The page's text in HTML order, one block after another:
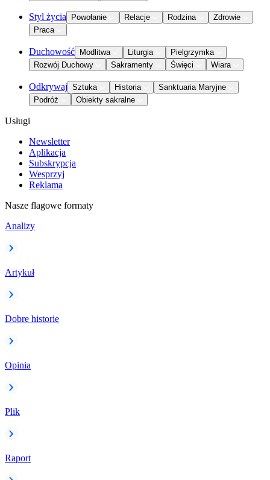
Styl życia Powołanie Relacje Rodzina
Zdrowie
Praca
Duchowość Modlitwa Liturgia
Pielgrzymka
Rozwój Duchowy
Sakramenty Święci Wiara
Odkrywaj Sztuka Historia
Sanktuaria Maryjne
Podróż
Obiekty sakralne
Usługi
Newsletter
Aplikacja
Subskrypcja
Wesprzyj
Reklama
Nasze flagowe formaty
Analizy
Artykuł
Dobre historie
Opinia
Plik
Raport